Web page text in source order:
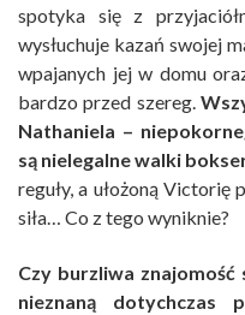
spotyka się z
wysłuchuje kazań swojej
wpajanych jej w domu
bardzo przed szereg.
Nathaniela –
są nielegalne walki
reguły, a ułożoną Victorię
siła… Co z tego wyniknie?
Czy burzliwa
nieznaną